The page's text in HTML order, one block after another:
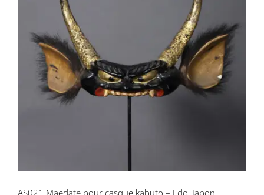
AS021 Maedate pour casque kabuto –
Edo, Japon